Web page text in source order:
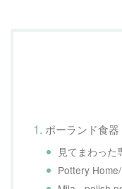
ポーランド食器
見てまわった
Pottery